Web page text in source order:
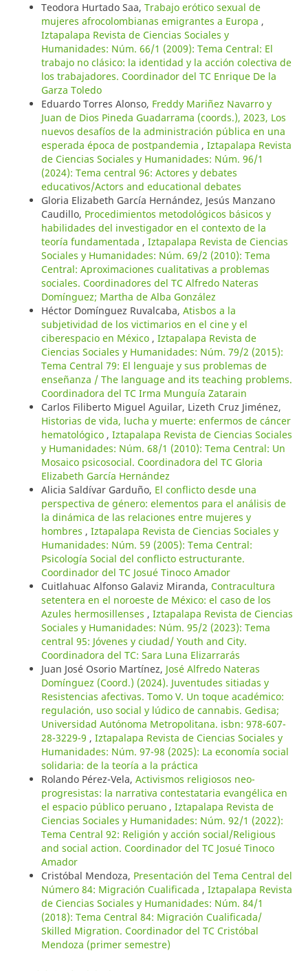
Teodora Hurtado Saa, Trabajo erótico sexual de
mujeres afrocolombianas emigrantes a Europa ,
Iztapalapa Revista de Ciencias Sociales y
Humanidades: Núm. 66/1 (2009): Tema Central: El
trabajo no clásico: la identidad y la acción colectiva de
los trabajadores. Coordinador del TC Enrique De la
Garza Toledo
Eduardo Torres Alonso, Freddy Mariñez Navarro y
Juan de Dios Pineda Guadarrama (coords.), 2023, Los
nuevos desafíos de la administración pública en una
esperada época de postpandemia , Iztapalapa Revista
de Ciencias Sociales y Humanidades: Núm. 96/1
(2024): Tema central 96: Actores y debates
educativos/Actors and educational debates
Gloria Elizabeth García Hernández, Jesús Manzano
Caudillo, Procedimientos metodológicos básicos y
habilidades del investigador en el contexto de la
teoría fundamentada , Iztapalapa Revista de Ciencias
Sociales y Humanidades: Núm. 69/2 (2010): Tema
Central: Aproximaciones cualitativas a problemas
sociales. Coordinadores del TC Alfredo Nateras
Domínguez; Martha de Alba González
Héctor Domínguez Ruvalcaba, Atisbos a la
subjetividad de los victimarios en el cine y el
ciberespacio en México , Iztapalapa Revista de
Ciencias Sociales y Humanidades: Núm. 79/2 (2015):
Tema Central 79: El lenguaje y sus problemas de
enseñanza / The language and its teaching problems.
Coordinadora del TC Irma Munguía Zatarain
Carlos Filiberto Miguel Aguilar, Lizeth Cruz Jiménez,
Historias de vida, lucha y muerte: enfermos de cáncer
hematológico , Iztapalapa Revista de Ciencias Sociales
y Humanidades: Núm. 68/1 (2010): Tema Central: Un
Mosaico psicosocial. Coordinadora del TC Gloria
Elizabeth García Hernández
Alicia Saldívar Garduño, El conflicto desde una
perspectiva de género: elementos para el análisis de
la dinámica de las relaciones entre mujeres y
hombres , Iztapalapa Revista de Ciencias Sociales y
Humanidades: Núm. 59 (2005): Tema Central:
Psicología Social del conflicto estructurante.
Coordinador del TC Josué Tinoco Amador
Cuitlahuac Alfonso Galaviz Miranda, Contracultura
setentera en el noroeste de México: el caso de los
Azules hermosillenses , Iztapalapa Revista de Ciencias
Sociales y Humanidades: Núm. 95/2 (2023): Tema
central 95: Jóvenes y ciudad/ Youth and City.
Coordinadora del TC: Sara Luna Elizarrarás
Juan José Osorio Martínez, José Alfredo Nateras
Domínguez (Coord.) (2024). Juventudes sitiadas y
Resistencias afectivas. Tomo V. Un toque académico:
regulación, uso social y lúdico de cannabis. Gedisa;
Universidad Autónoma Metropolitana. isbn: 978-607-
28-3229-9 , Iztapalapa Revista de Ciencias Sociales y
Humanidades: Núm. 97-98 (2025): La economía social
solidaria: de la teoría a la práctica
Rolando Pérez-Vela, Activismos religiosos neo-
progresistas: la narrativa contestataria evangélica en
el espacio público peruano , Iztapalapa Revista de
Ciencias Sociales y Humanidades: Núm. 92/1 (2022):
Tema Central 92: Religión y acción social/Religious
and social action. Coordinador del TC Josué Tinoco
Amador
Cristóbal Mendoza, Presentación del Tema Central del
Número 84: Migración Cualificada , Iztapalapa Revista
de Ciencias Sociales y Humanidades: Núm. 84/1
(2018): Tema Central 84: Migración Cualificada/
Skilled Migration. Coordinador del TC Cristóbal
Mendoza (primer semestre)